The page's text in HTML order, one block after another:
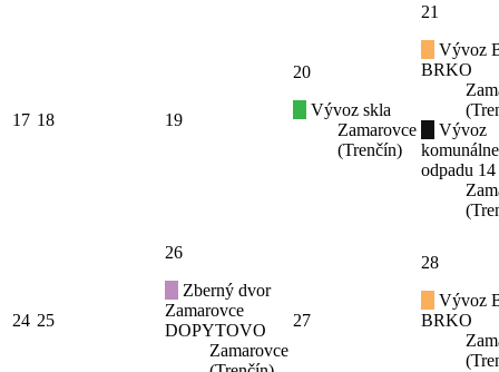
17 18 19
20
Vývoz skla
Zamarovce
(Trenčín)
21
Vývoz
BRKO
Vývoz
odpadu
24 25
26
Zberný dvor
Zamarovce
DOPYTOVO
Zamarovce
27
28
Vývoz
BRKO